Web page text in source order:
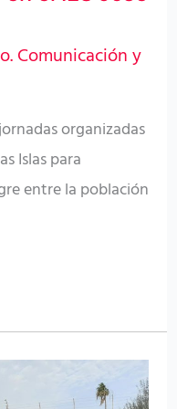
Comunicación y
organizadas
Islas para
entre la población